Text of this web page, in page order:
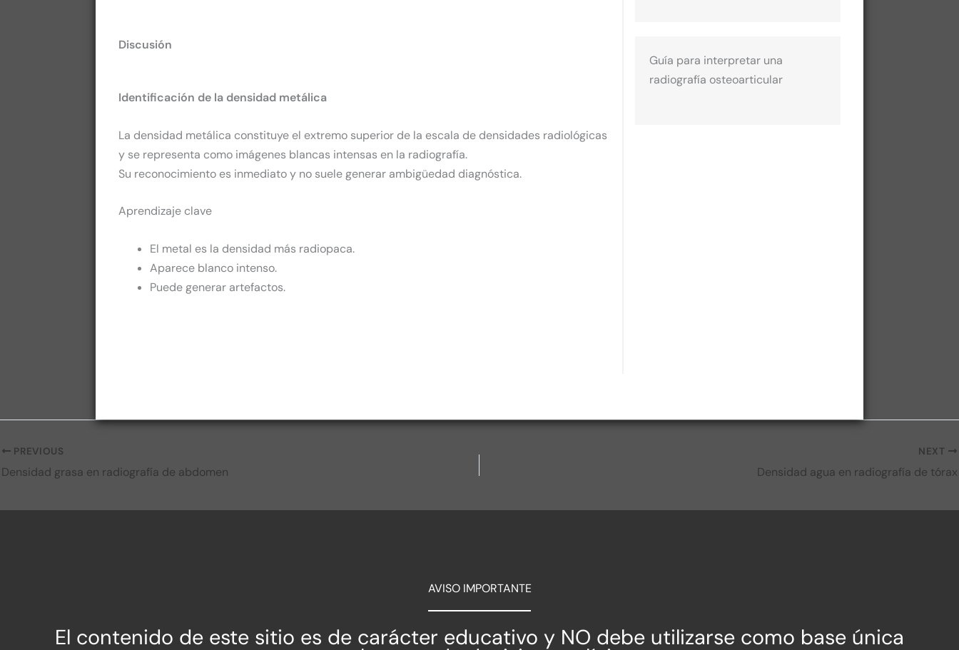
Discusión
Identificación de la densidad metálica
La densidad metálica constituye el extremo superior de la escala de densidades radiológicas
y se representa como imágenes blancas intensas en la radiografía.
Su reconocimiento es inmediato y no suele generar ambigüedad diagnóstica.
Aprendizaje clave
El metal es la densidad más radiopaca.
Aparece blanco intenso.
Puede generar artefactos.
Guía para interpretar una
radiografía osteoarticular
PREVIOUS
Densidad grasa en radiografía de abdomen
NEXT
Densidad agua en radiografía de tórax
AVISO IMPORTANTE
El contenido de este sitio es de carácter educativo y NO debe utilizarse como base única